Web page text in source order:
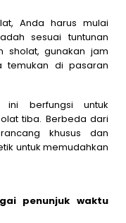
Anda harus mulai
sesuai tuntunan
sholat, gunakan jam
temukan di pasaran
ini berfungsi untuk
tiba. Berbeda dari
khusus dan
untuk memudahkan
penunjuk waktu